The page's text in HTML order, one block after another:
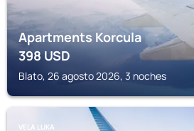
Apartments Korcula
398USD
Blato, 26 agosto 2026, 3 noches
VELA LUKA